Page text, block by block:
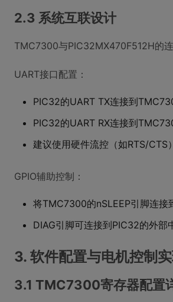
2.3 系统互联设计
TMC7300与PIC32MX470F512H的连
UART接口配置：
PIC32的UART TX连接到
PIC32的UART RX连接到
建议使用硬件流控（如RTS/CTS
GPIO辅助控制：
将TMC7300的nSLEEP引脚连接
DIAG引脚可连接到PIC32的外部
3. 软件配置与电机控制
3.1 TMC7300寄存器配置